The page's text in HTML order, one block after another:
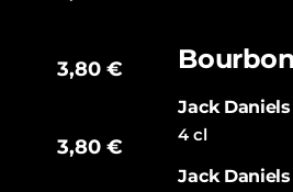
3,80 €
3,80 €
Bourbon
Jack Daniels
4 cl
Jack